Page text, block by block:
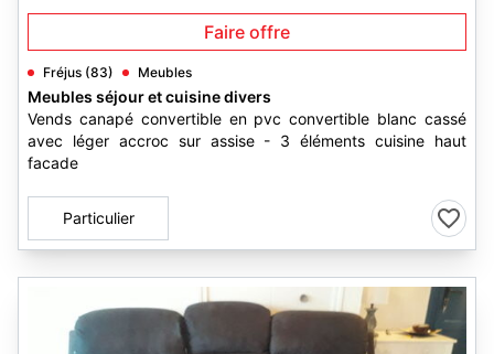
Faire offre
Fréjus (83) Meubles
Meubles séjour et cuisine divers
Vends canapé convertible en pvc convertible blanc cassé
avec léger accroc sur assise - 3 éléments cuisine haut
facade
Particulier